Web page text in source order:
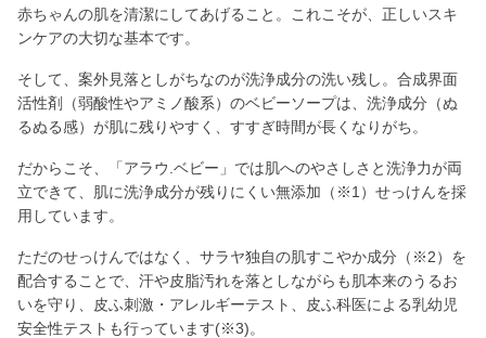
赤ちゃんの肌を清潔にしてあげること。これこそが、正しいスキ
ンケアの大切な基本です。
そして、案外見落としがちなのが洗浄成分の洗い残し。合成界面
活性剤（弱酸性やアミノ酸系）のベビーソープは、洗浄成分（ぬ
るぬる感）が肌に残りやすく、すすぎ時間が長くなりがち。
だからこそ、「アラウ.ベビー」では肌へのやさしさと洗浄力が両
立できて、肌に洗浄成分が残りにくい無添加（※1）せっけんを採
用しています。
ただのせっけんではなく、サラヤ独自の肌すこやか成分（※2）を
配合することで、汗や皮脂汚れを落としながらも肌本来のうるお
いを守り、皮ふ刺激・アレルギーテスト、皮ふ科医による乳幼児
安全性テストも行っています(※3)。